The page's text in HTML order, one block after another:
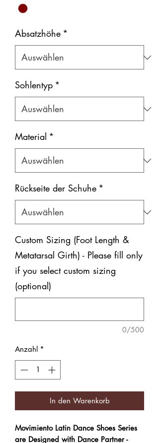
Absatzhöhe *
Sohlentyp *
Material *
Rückseite der Schuhe *
Custom Sizing (Foot Length &
Metatarsal Girth) - Please fill only
if you select custom sizing
(optional)
0/500
Anzahl *
In den Warenkorb
Movimiento Latin Dance Shoes Series
are Designed with Dance Partner -